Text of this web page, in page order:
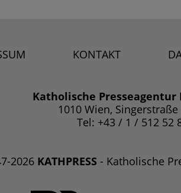
KONTAKT
Katholische Presseagentur
1010 Wien,
Tel: +43 / 1 / 512 52
2026 KATHPRESS - Katholische